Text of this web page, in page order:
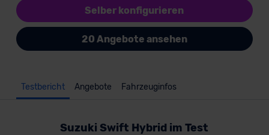
Selber konfigurieren
20 Angebote ansehen
Testbericht Angebote Fahrzeuginfos
Suzuki Swift Hybrid im Test